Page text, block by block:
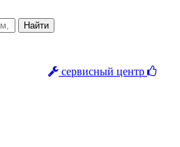
сервисный центр